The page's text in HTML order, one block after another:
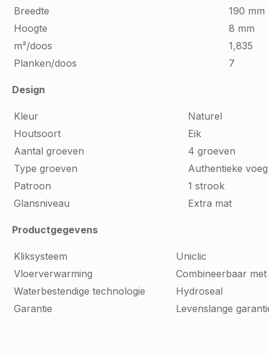
Breedte
190 mm
Hoogte
8 mm
m²/doos
1,835
Planken/doos
7
Design
Kleur
Naturel
Houtsoort
Eik
Aantal groeven
4 groeven
Type groeven
Authentieke voeg
Patroon
1 strook
Glansniveau
Extra mat
Productgegevens
Kliksysteem
Uniclic
Vloerverwarming
Combineerbaar
Waterbestendige technologie
Hydroseal
Garantie
Levenslange